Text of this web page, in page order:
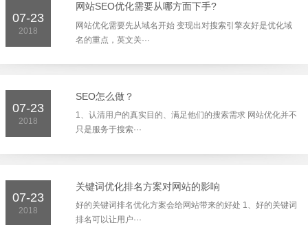
07-23
2018
网站SEO优化需要从哪方面下手?
网站优化需要先从域名开始 变现出对搜索引擎友好是优化域
名的重点，英文关···
07-23
2018
SEO怎么做？
1、认清用户的真实目的、满足他们的搜索需求 网站优化并不
只是服务于搜索···
07-23
2018
关键词优化排名方案对网站的影响
好的关键词排名优化方案会给网站带来的好处 1、好的关键词
排名可以让用户···